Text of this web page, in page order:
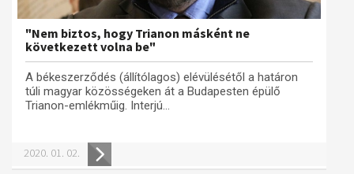
"Nem biztos, hogy Trianon másként ne
következett volna be"
A békeszerződés (állítólagos) elévülésétől a határon
túli magyar közösségeken át a Budapesten épülő
Trianon-emlékműig. Interjú...
2020. 01. 02.